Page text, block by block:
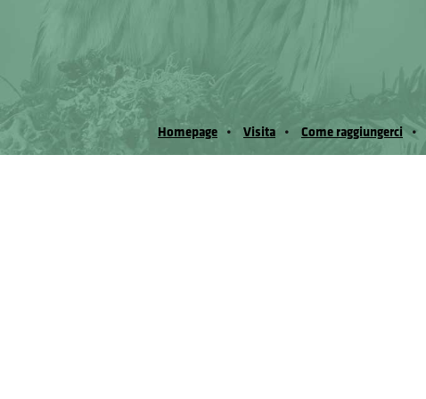
Homepage Visita Come raggiungerci